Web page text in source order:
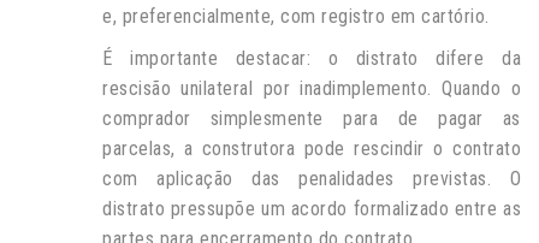
e, preferencialmente, com registro em cartório.
É importante destacar: o distrato difere da
rescisão unilateral por inadimplemento. Quando o
comprador simplesmente para de pagar as
parcelas, a construtora pode rescindir o contrato
com aplicação das penalidades previstas. O
distrato pressupõe um acordo formalizado entre as